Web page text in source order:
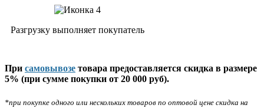
Разгрузку выполняет покупатель
При самовывозе товара предоставляется скидка в размере
5% (при сумме покупки от 20 000 руб).
*при покупке одного или нескольких товаров по оптовой цене скидка на